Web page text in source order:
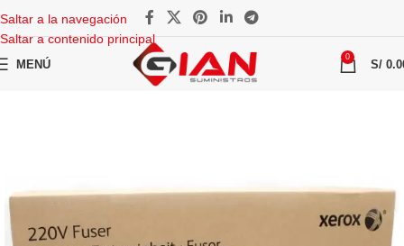
Saltar a la navegación
Saltar a contenido principal
MENÚ
0
S/